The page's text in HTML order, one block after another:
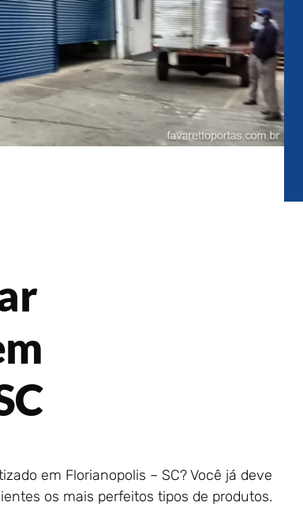
em Florianopolis – SC? Você já deve
os mais perfeitos tipos de produtos.